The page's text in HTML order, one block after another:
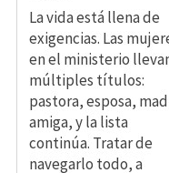
La vida está llena de
exigencias. Las
en el ministerio
múltiples títulos:
pastora, esposa,
amiga, y la lista
continúa. Tratar de
navegarlo todo, a